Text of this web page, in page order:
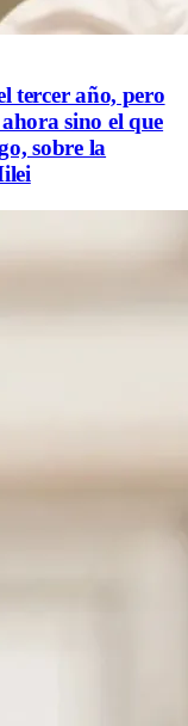
tercer año, pero
sino el que
sobre la